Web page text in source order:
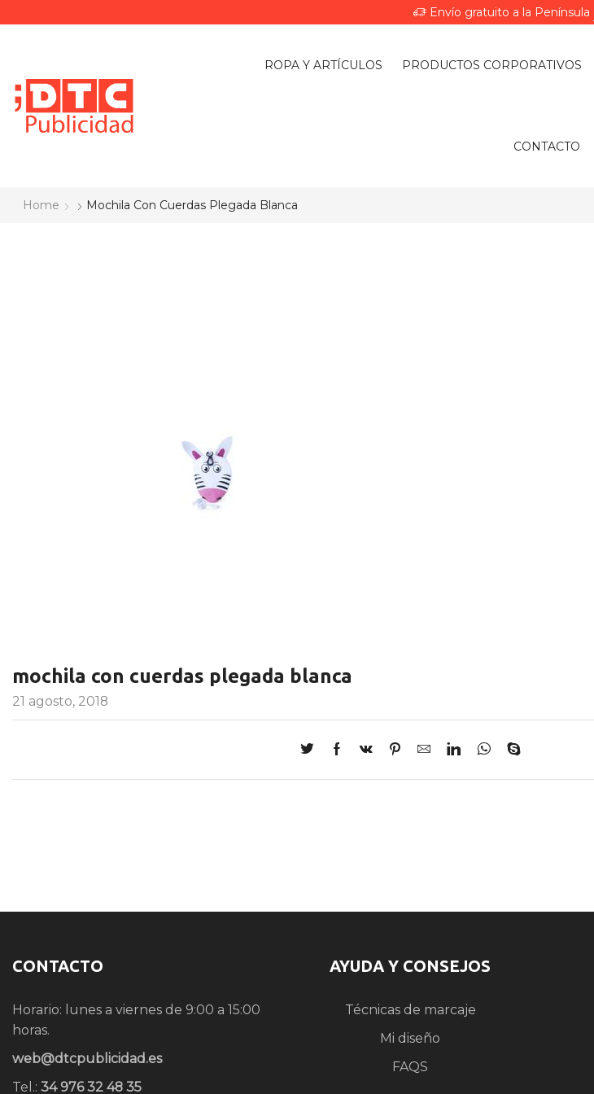
Envío gratuito a la Península
ROPA Y ARTÍCULOS PRODUCTOS CORPORATIVOS
CONTACTO
Home Mochila Con Cuerdas Plegada Blanca
mochila con cuerdas plegada blanca
21 agosto, 2018
CONTACTO
Horario: lunes a viernes de 9:00 a 15:00
horas.
web@dtcpublicidad.es
Tel.: 34 976 32 48 35
AYUDA Y CONSEJOS
Técnicas de marcaje
Mi diseño
FAQS